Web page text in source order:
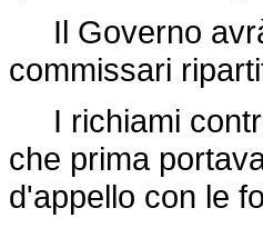
Il Governo
commissari
I richiami
che prima
d'appello con le